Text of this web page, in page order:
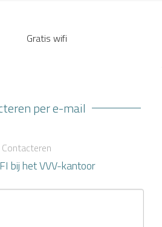
Gratis wifi
per e-mail
Contacteren
bij het VVV-kantoor